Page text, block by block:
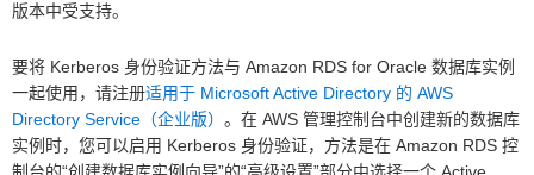
版本中受支持。
要将 Kerberos 身份验证方法与 Amazon RDS for Oracle 数据库实例
一起使用，请注册适用于 Microsoft Active Directory 的 AWS
Directory Service（企业版） 。在 AWS 管理控制台中创建新的数据库
实例时，您可以启用 Kerberos 身份验证，方法是在 Amazon RDS 控